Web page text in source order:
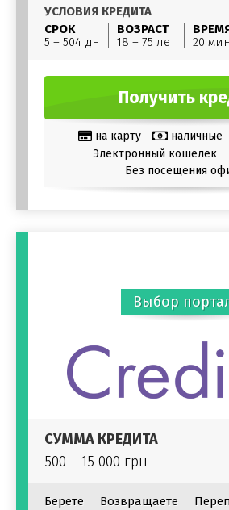
УСЛОВИЯ КРЕДИТА
СРОК
5 – 504 дн
ВОЗРАСТ
18 – 75 лет
20 мин
Получить
на карту наличные
Электронный кошелек
Без посещения
Выбор
СУММА КРЕДИТА
500 – 15 000 грн
Берете
Возвращаете